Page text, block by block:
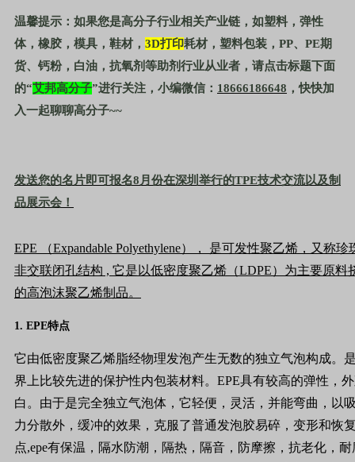
温馨提示：如果您是高分子行业相关产业链，如塑料，弹性
体，橡胶，模具，鞋材， 3D打印耗材，塑料包装， PP、 PE期
货、钙粉，白油，抗氧剂等助剂行业从业者，请点击标题下面
的“艾邦高分子”进行关注，小编微信： 18666186648 ，快快加
入一起聊聊高分子~~
发送您的名片即可报名8月份在深圳举行的TPE技术交流以及制
品展示会！
EPE （Expandable Polyethylene），
是可发性聚乙烯，又称珍
非交联闭孔结构 , 它是以低密度聚乙烯（LDPE）为主要原料
的高泡沫聚乙烯制品。
1. EPE特点
它由低密度聚乙烯脂经物理发泡产生无数的独立气泡构成。
界上比较先进的保护性内包装材料。 EPE具有较高的弹性，
白。由于是完全独立气泡体，它轻便，灵活，并能弯曲，以
力分散外，缓冲的效果，克服了普通发泡胶易碎，变形和恢
点,epe有保温，隔水防潮，隔热，隔音，防摩擦，抗老化，耐